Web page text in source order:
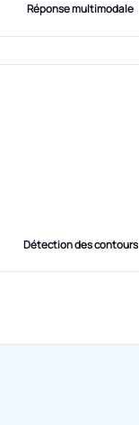
Réponse multimodale
Détection des contours